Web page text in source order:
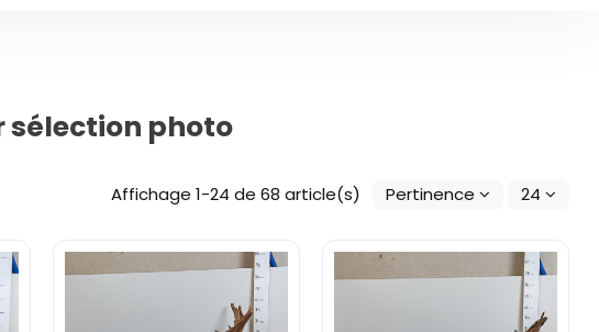
sélection photo
Affichage 1-24 de 68 article(s) Pertinence 24